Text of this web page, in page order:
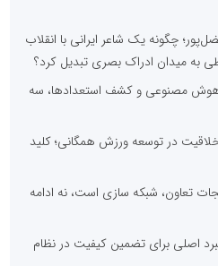
چگونه یک شاعر ایرانی با انقلاب
به میدان ادراک بصری تبدیل کرد؟
هوش مصنوعی و کشف استعدادها، سه
خلاقیت در توسعه ورزش همگانی؛ کلید
تعاون، شبکه سازی است، نه ادامه
اصلی برای تضمین کیفیت در نظام